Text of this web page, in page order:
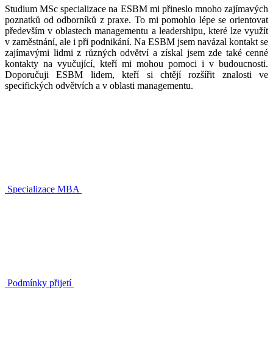
Studium MSc specializace na ESBM mi přineslo mnoho zajímavých
poznatků od odborníků z praxe. To mi pomohlo lépe se orientovat
především v oblastech managementu a leadershipu, které lze využít
v zaměstnání, ale i při podnikání. Na ESBM jsem navázal kontakt se
zajímavými lidmi z různých odvětví a získal jsem zde také cenné
kontakty na vyučující, kteří mi mohou pomoci i v budoucnosti.
Doporučuji ESBM lidem, kteří si chtějí rozšířit znalosti ve
specifických odvětvích a v oblasti managementu.
Specializace MBA
Podmínky přijetí